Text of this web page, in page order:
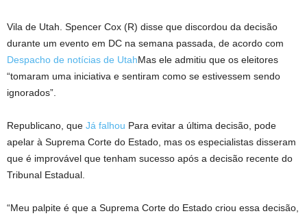
Vila de Utah. Spencer Cox (R) disse que discordou da decisão
durante um evento em DC na semana passada, de acordo com
Despacho de notícias de UtahMas ele admitiu que os eleitores
“tomaram uma iniciativa e sentiram como se estivessem sendo
ignorados”.
Republicano, que Já falhou Para evitar a última decisão, pode
apelar à Suprema Corte do Estado, mas os especialistas disseram
que é improvável que tenham sucesso após a decisão recente do
Tribunal Estadual.
“Meu palpite é que a Suprema Corte do Estado criou essa decisão,